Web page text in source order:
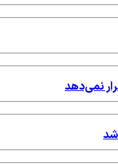
نمی‌دهد
شد